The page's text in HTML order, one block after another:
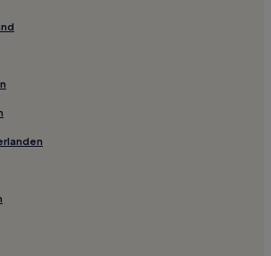
Barbara
in Hafen von Santa Barbara
State Beach